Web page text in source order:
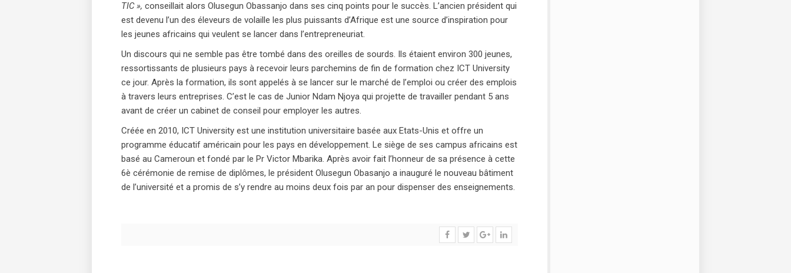
TIC », conseillait alors Olusegun Obassanjo dans ses cinq points pour le succès. L’ancien président qui
est devenu l’un des éleveurs de volaille les plus puissants d’Afrique est une source d’inspiration pour
les jeunes africains qui veulent se lancer dans l’entrepreneuriat.
Un discours qui ne semble pas être tombé dans des oreilles de sourds. Ils étaient environ 300 jeunes,
ressortissants de plusieurs pays à recevoir leurs parchemins de fin de formation chez ICT University
ce jour. Après la formation, ils sont appelés à se lancer sur le marché de l’emploi ou créer des emplois
à travers leurs entreprises. C’est le cas de Junior Ndam Njoya qui projette de travailler pendant 5 ans
avant de créer un cabinet de conseil pour employer les autres.
Créée en 2010, ICT University est une institution universitaire basée aux Etats-Unis et offre un
programme éducatif américain pour les pays en développement. Le siège de ses campus africains est
basé au Cameroun et fondé par le Pr Victor Mbarika. Après avoir fait l’honneur de sa présence à cette
6è cérémonie de remise de diplômes, le président Olusegun Obasanjo a inauguré le nouveau bâtiment
de l’université et a promis de s’y rendre au moins deux fois par an pour dispenser des enseignements.